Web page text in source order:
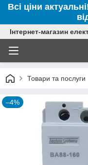
Всі ціни
Інтернет-магазин
Товари та послуги
–4%